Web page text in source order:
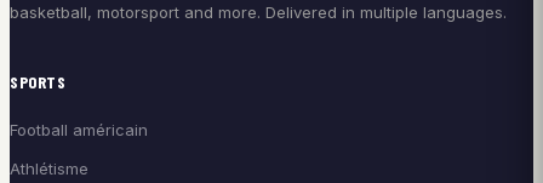
basketball, motorsport and more. Delivered in multiple languages.
SPORTS
Football américain
Athlétisme